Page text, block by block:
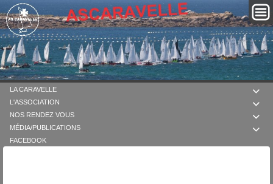

LA CARAVELLE

L'ASSOCIATION

NOS RENDEZ VOUS

MÉDIA/PUBLICATIONS
FACEBOOK